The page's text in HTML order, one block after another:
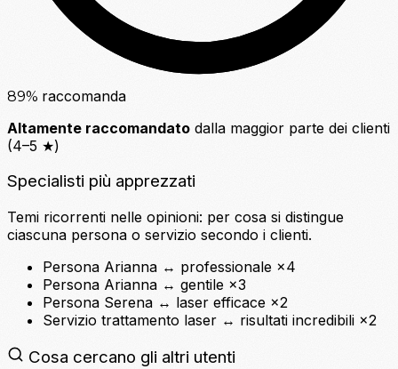
89% raccomanda
Altamente raccomandato dalla maggior parte dei clienti
(4–5 ★)
Specialisti più apprezzati
Temi ricorrenti nelle opinioni: per cosa si distingue
ciascuna persona o servizio secondo i clienti.
Persona Arianna ↔ professionale ×4
Persona Arianna ↔ gentile ×3
Persona Serena ↔ laser efficace ×2
Servizio trattamento laser ↔ risultati incredibili ×2
Cosa cercano gli altri utenti